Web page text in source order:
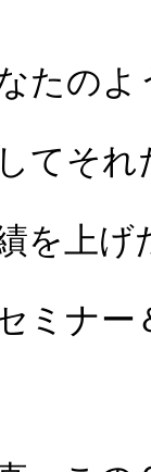
たのよ
てそ
を上げ
ミナー